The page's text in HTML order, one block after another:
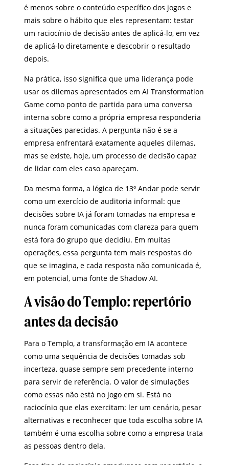
é menos sobre o conteúdo específico dos jogos e
mais sobre o hábito que eles representam: testar
um raciocínio de decisão antes de aplicá-lo, em vez
de aplicá-lo diretamente e descobrir o resultado
depois.
Na prática, isso significa que uma liderança pode
usar os dilemas apresentados em AI Transformation
Game como ponto de partida para uma conversa
interna sobre como a própria empresa responderia
a situações parecidas. A pergunta não é se a
empresa enfrentará exatamente aqueles dilemas,
mas se existe, hoje, um processo de decisão capaz
de lidar com eles caso apareçam.
Da mesma forma, a lógica de 13º Andar pode servir
como um exercício de auditoria informal: que
decisões sobre IA já foram tomadas na empresa e
nunca foram comunicadas com clareza para quem
está fora do grupo que decidiu. Em muitas
operações, essa pergunta tem mais respostas do
que se imagina, e cada resposta não comunicada é,
em potencial, uma fonte de Shadow AI.
A visão do Templo: repertório
antes da decisão
Para o Templo, a transformação em IA acontece
como uma sequência de decisões tomadas sob
incerteza, quase sempre sem precedente interno
para servir de referência. O valor de simulações
como essas não está no jogo em si. Está no
raciocínio que elas exercitam: ler um cenário, pesar
alternativas e reconhecer que toda escolha sobre IA
também é uma escolha sobre como a empresa trata
as pessoas dentro dela.